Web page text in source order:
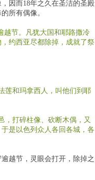
因而18年之久在圣洁的圣殿
所有偶像。
越节。凡犹大国和耶路撒冷
约西亚尽都除掉，成就了祭
莲和玛拿西人，叫他们到耶
，打碎柱像、砍断木偶，又
是以色列众人各回各城，各
越节，灵眼会打开，除掉之